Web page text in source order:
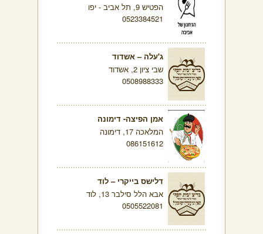
הפטיש 9, תל אביב - יפו
0523384521
ג'עלה – אשדוד
שבי ציון 2, אשדוד
0508988333
אמן הפיצה- דימונה
המלאכה 17, דימונה
086151612
דלישס בייקרי – לוד
אבא הלל סילבר 13, לוד
0505522081